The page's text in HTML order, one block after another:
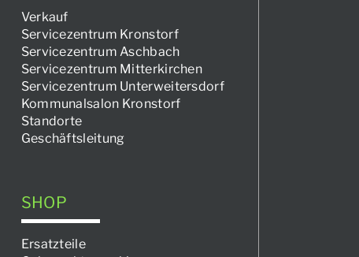
Verkauf
Servicezentrum Kronstorf
Servicezentrum Aschbach
Servicezentrum Mitterkirchen
Servicezentrum Unterweitersdorf
Kommunalsalon Kronstorf
Standorte
Geschäftsleitung
SHOP
Ersatzteile